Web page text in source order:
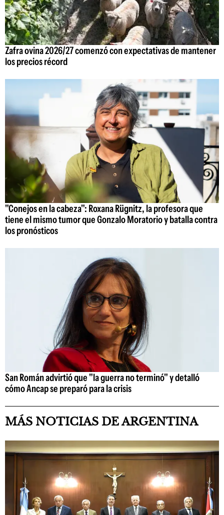
Zafra ovina 2026/27 comenzó con expectativas de mantener
los precios récord
"Conejos en la cabeza": Roxana Rügnitz, la profesora que
tiene el mismo tumor que Gonzalo Moratorio y batalla contra
los pronósticos
San Román advirtió que "la guerra no terminó" y detalló
cómo Ancap se preparó para la crisis
MÁS NOTICIAS DE ARGENTINA